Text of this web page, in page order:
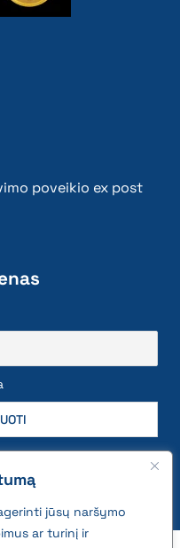
jūsų naršymo
ar turinį ir
poveikio ex post
ūkio duomenų